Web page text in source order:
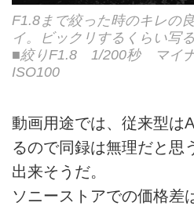
F1.8まで絞った時のキレの
イ。ビックリするくらい写る
■絞りF1.8 1/200秒 マイ
ISO100
動画用途では、従来型は
るので同録は無理だと思
出来そうだ。
ソニーストアでの価格差